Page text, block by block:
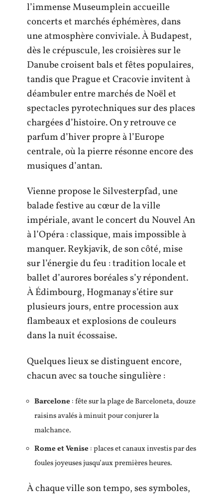
l’immense Museumplein accueille
concerts et marchés éphémères, dans
une atmosphère conviviale. À Budapest,
dès le crépuscule, les croisières sur le
Danube croisent bals et fêtes populaires,
tandis que Prague et Cracovie invitent à
déambuler entre marchés de Noël et
spectacles pyrotechniques sur des places
chargées d’histoire. On y retrouve ce
parfum d’hiver propre à l’Europe
centrale, où la pierre résonne encore des
musiques d’antan.
Vienne propose le Silvesterpfad, une
balade festive au cœur de la ville
impériale, avant le concert du Nouvel An
à l’Opéra : classique, mais impossible à
manquer. Reykjavik, de son côté, mise
sur l’énergie du feu : tradition locale et
ballet d’aurores boréales s’y répondent.
À Édimbourg, Hogmanay s’étire sur
plusieurs jours, entre procession aux
flambeaux et explosions de couleurs
dans la nuit écossaise.
Quelques lieux se distinguent encore,
chacun avec sa touche singulière :
Barcelone : fête sur la plage de Barceloneta, douze
raisins avalés à minuit pour conjurer la
malchance.
Rome et Venise : places et canaux investis par des
foules joyeuses jusqu’aux premières heures.
À chaque ville son tempo, ses symboles,